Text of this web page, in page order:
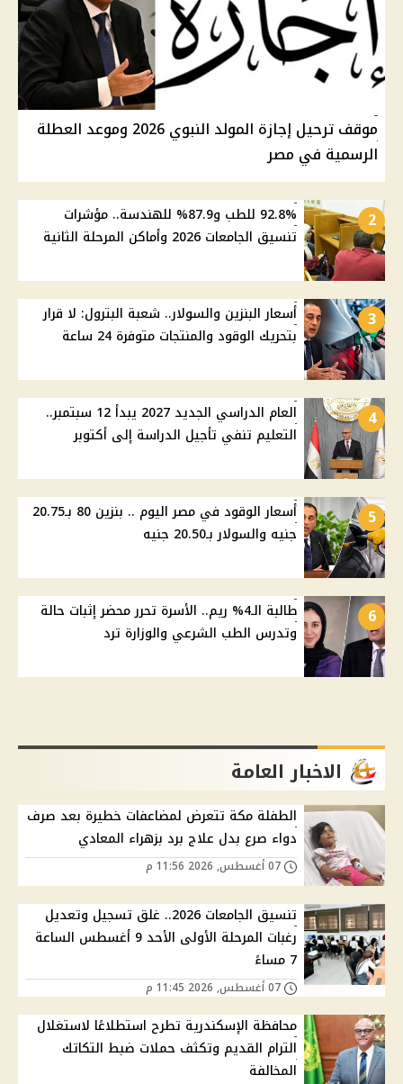
موقف ترحيل إجازة المولد النبوي 2026 وموعد العطلة
الرسمية في مصر
2
92.8% للطب و87.9% للهندسة.. مؤشرات
تنسيق الجامعات 2026 وأماكن المرحلة الثانية
3
أسعار البنزين والسولار.. شعبة البترول: لا قرار
بتحريك الوقود والمنتجات متوفرة 24 ساعة
4
العام الدراسي الجديد 2027 يبدأ 12 سبتمبر..
التعليم تنفي تأجيل الدراسة إلى أكتوبر
5
أسعار الوقود في مصر اليوم .. بنزين 80 بـ20.75
جنيه والسولار بـ20.50 جنيه
6
طالبة الـ4% ريم.. الأسرة تحرر محضر إثبات حالة
وتدرس الطب الشرعي والوزارة ترد
الاخبار العامة
الطفلة مكة تتعرض لمضاعفات خطيرة بعد صرف
دواء صرع بدل علاج برد بزهراء المعادي
تنسيق الجامعات 2026.. غلق تسجيل وتعديل
رغبات المرحلة الأولى الأحد 9 أغسطس الساعة
7 مساءً
محافظة الإسكندرية تطرح استطلاعًا لاستغلال
الترام القديم وتكثف حملات ضبط التكاتك
المخالفة